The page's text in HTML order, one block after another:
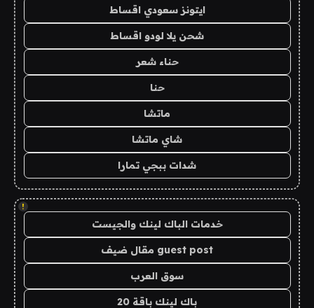
ايتونز سعودي اقساط
شحن يلا لودو اقساط
حناء شعر
حنا
ماتشا
شاي ماتشا
شدات ببجي تمارا
!
خدمات الباك لينك والجيست
guest post مقال ضيف
سوق العرب
باك لينك باقة 20